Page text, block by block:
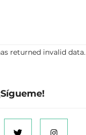
returned invalid data.